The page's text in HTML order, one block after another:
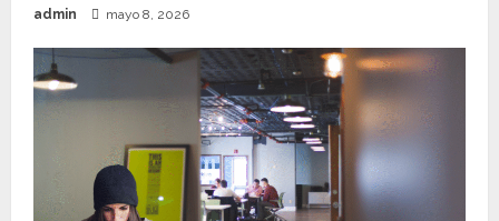
admin mayo 8, 2026